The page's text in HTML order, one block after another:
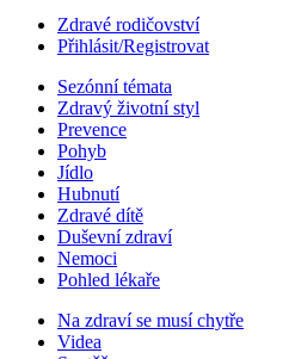
Zdravé rodičovství
Přihlásit/Registrovat
Sezónní témata
Zdravý životní styl
Prevence
Pohyb
Jídlo
Hubnutí
Zdravé dítě
Duševní zdraví
Nemoci
Pohled lékaře
Na zdraví se musí chytře
Videa